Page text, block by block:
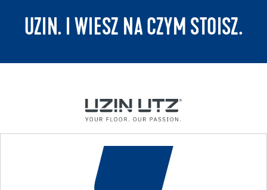
UZIN. I WIESZ NA CZYM STOISZ.